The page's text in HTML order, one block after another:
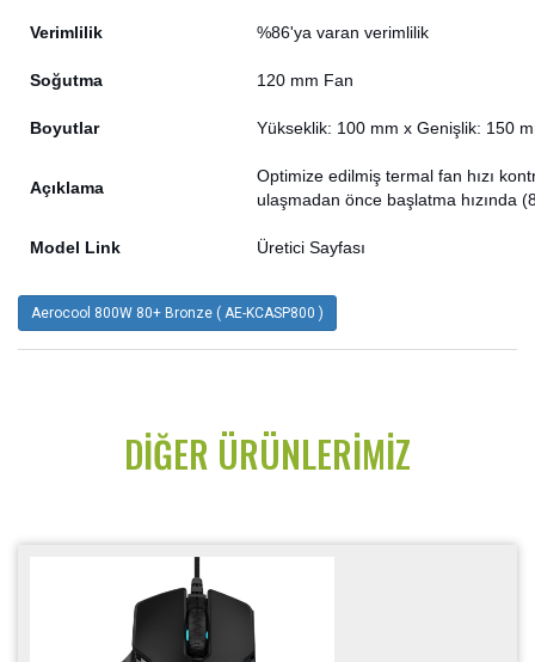
Verimlilik %86'ya varan verimlilik
Soğutma 120 mm Fan
Boyutlar Yükseklik: 100 mm x Genişlik: 150
Açıklama
Optimize edilmiş termal fan hızı
ulaşmadan önce başlatma hızında
Model Link Üretici Sayfası
Aerocool 800W 80+ Bronze ( AE-KCASP800 )
DIĞER ÜRÜNLERIMIZ